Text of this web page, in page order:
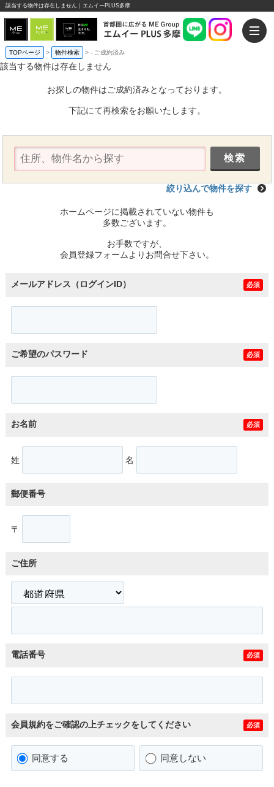
該当する物件は存在しません｜エムイーPLUS多摩
TOPページ > 物件検索 >- ご成約済み
該当する物件は存在しません
お探しの物件はご成約済みとなっております。
下記にて再検索をお願いたします。
絞り込んで物件を探す
ホームページに掲載されていない物件も
多数ございます。
お手数ですが、
会員登録フォームよりお問合せ下さい。
メールアドレス（ログインID） 必須
ご希望のパスワード 必須
お名前 必須
姓 名
郵便番号
〒
ご住所
電話番号 必須
会員規約をご確認の上チェックをしてください 必須
同意する 同意しない